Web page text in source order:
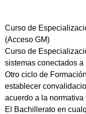
Curso de
(Acceso GM)
Curso de
sistemas conectados
Otro ciclo de
establecer
acuerdo a la normativa
El Bachillerato en